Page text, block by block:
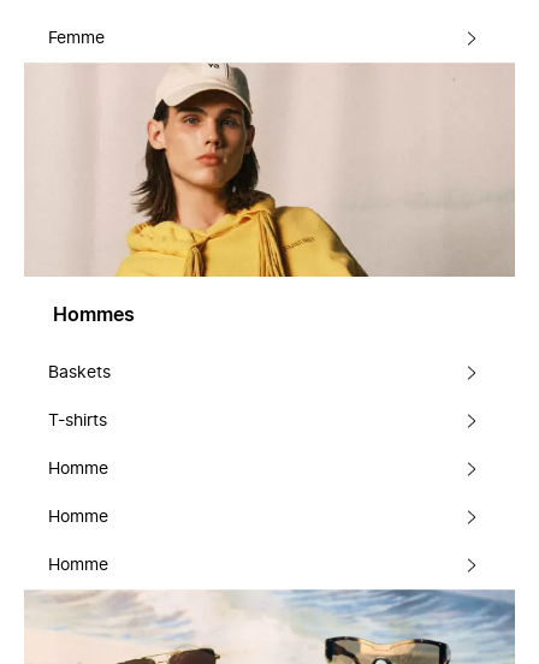
Femme
Hommes
Baskets
T-shirts
Homme
Homme
Homme